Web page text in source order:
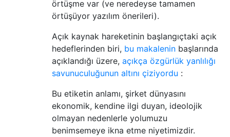
örtüşme var (ve neredeyse tamamen
örtüşüyor yazılım önerileri).
Açık kaynak hareketinin başlangıçtaki açık
hedeflerinden biri, bu makalenin başlarında
açıklandığı üzere, açıkça özgürlük yanlılığı
savunuculuğunun altını çiziyordu :
Bu etiketin anlamı, şirket dünyasını
ekonomik, kendine ilgi duyan, ideolojik
olmayan nedenlerle yolumuzu
benimsemeye ikna etme niyetimizdir.